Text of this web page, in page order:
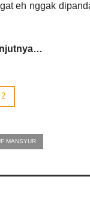
eh nggak
2
MANSYUR